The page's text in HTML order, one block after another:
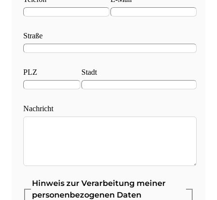
Straße
PLZ Stadt
Nachricht
Hinweis zur Verarbeitung meiner
personenbezogenen Daten